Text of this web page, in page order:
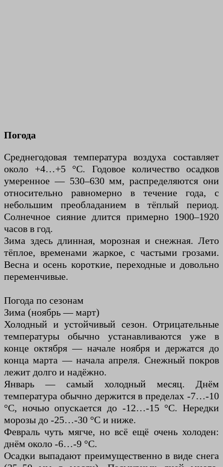
Погода
Среднегодовая температура воздуха составляет
около +4…+5 °C. Годовое количество осадков
умеренное — 530–630 мм, распределяются они
относительно равномерно в течение года, с
небольшим преобладанием в тёплый период.
Солнечное сияние длится примерно 1900–1920
часов в год.
Зима здесь длинная, морозная и снежная. Лето
тёплое, временами жаркое, с частыми грозами.
Весна и осень короткие, переходные и довольно
переменчивые.
Погода по сезонам
Зима (ноябрь — март)
Холодный и устойчивый сезон. Отрицательные
температуры обычно устанавливаются уже в
конце октября — начале ноября и держатся до
конца марта — начала апреля. Снежный покров
лежит долго и надёжно.
Январь — самый холодный месяц. Днём
температура обычно держится в пределах -7…-10
°C, ночью опускается до -12…-15 °C. Нередки
морозы до -25…-30 °C и ниже.
Февраль чуть мягче, но всё ещё очень холоден:
днём около -6…-9 °C.
Осадки выпадают преимущественно в виде снега